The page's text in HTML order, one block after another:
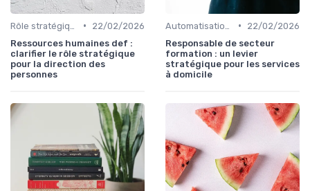
•
22/02/2026
Ressources humaines def :
clarifier le rôle stratégique
pour la direction des
personnes
•
22/02/2026
Responsable de secteur
formation : un levier
stratégique pour les services
à domicile